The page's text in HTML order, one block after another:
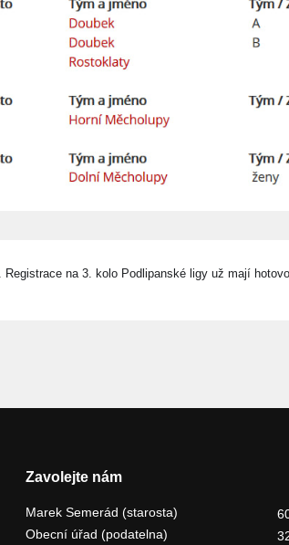
Registrace na 3. kolo Podlipanské ligy už mají
Zavolejte nám
Marek Semerád (starosta)
Obecní úřad (podatelna)